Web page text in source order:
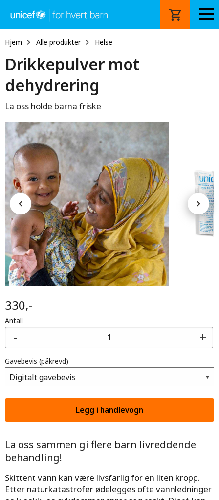
hovedinnhold
Hjem Alle produkter Helse
Drikkepulver mot
dehydrering
La oss holde barna friske
330,-
Antall
+
-
Gavebevis (påkrevd)
La oss sammen gi flere barn livreddende
behandling!
Skittent vann kan være livsfarlig for en liten kropp.
Etter naturkatastrofer ødelegges ofte vannledninger